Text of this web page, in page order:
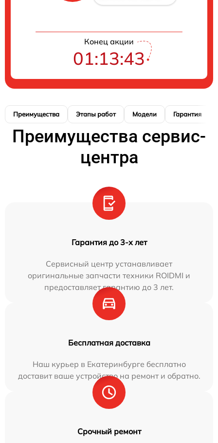
Конец акции
01:13:42
Преимущества Этапы работ Модели Гарантия
Преимущества сервис-
центра
Гарантия до 3-х лет
Сервисный центр устанавливает
оригинальные запчасти техники ROIDMI и
предоставляет гарантию до 3 лет.
Бесплатная доставка
Наш курьер в Екатеринбурге бесплатно
доставит ваше устройство на ремонт и обратно.
Срочный ремонт